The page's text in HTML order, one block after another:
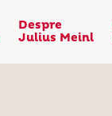
Despre
Julius Meinl